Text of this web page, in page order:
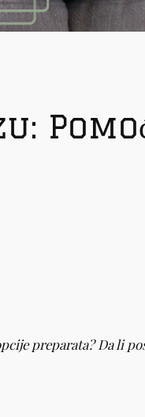
preparata? Da li